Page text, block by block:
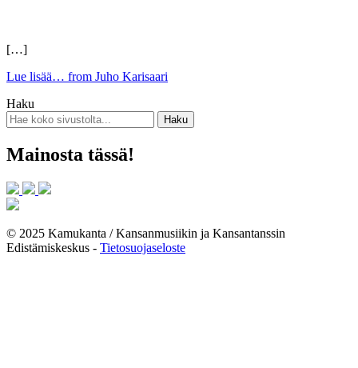
[…]
Lue lisää… from Juho Karisaari
Haku
Mainosta tässä!
© 2025 Kamukanta / Kansanmusiikin ja Kansantanssin
Edistämiskeskus - Tietosuojaseloste